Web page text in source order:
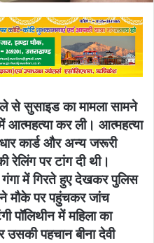
से सुसाइड का मामला सामने
आत्महत्या कर ली। आत्महत्या
कार्ड और अन्य जरूरी
रेलिंग पर टांग दी थी।
गंगा में गिरते हुए देखकर पुलिस
मौके पर पहुंचकर जांच
पॉलिथीन में महिला का
पहचान बीना देवी